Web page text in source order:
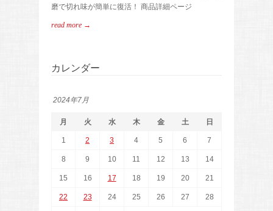
磨で切れ味が簡単に復活！ 商品詳細ページ
read more →
カレンダー
2024年7月
月 火 水 木 金 土 日
1 2 3 4 5 6 7
8 9 10 11 12 13 14
15 16 17 18 19 20 21
22 23 24 25 26 27 28